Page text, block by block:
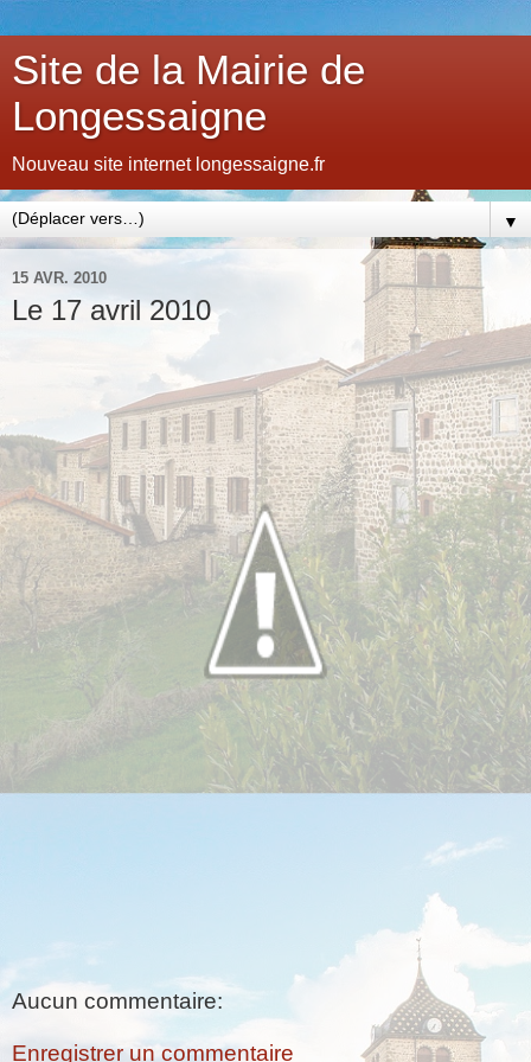
Site de la Mairie de
Longessaigne
Nouveau site internet longessaigne.fr
▼
15 AVR. 2010
Le 17 avril 2010
Aucun commentaire:
Enregistrer un commentaire